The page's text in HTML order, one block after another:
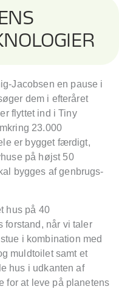
Jacobsen en pause i
dem i efteråret
flyttet ind i Tiny
23.000
er bygget færdigt,
på højst 50
bygges af genbrugs-
hus på 40
forstand, når vi taler
i kombination med
muldtoilet samt et
hus i udkanten af
for at leve på planetens